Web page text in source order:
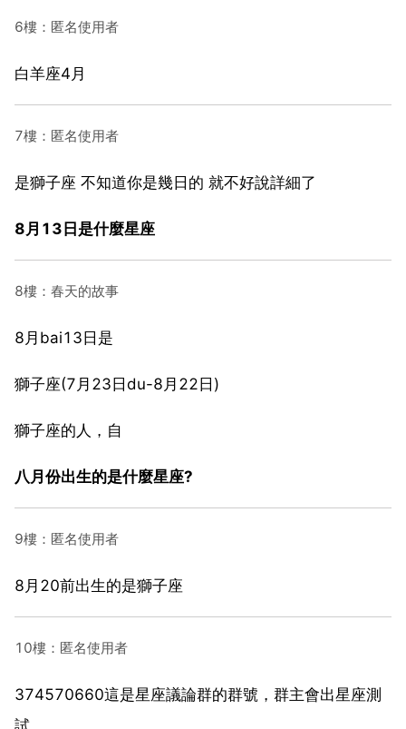
6樓：匿名使用者
白羊座4月
7樓：匿名使用者
是獅子座 不知道你是幾日的 就不好說詳細了
8月13日是什麼星座
8樓：春天的故事
8月bai13日是
獅子座(7月23日du-8月22日)
獅子座的人，自
八月份出生的是什麼星座?
9樓：匿名使用者
8月20前出生的是獅子座
10樓：匿名使用者
374570660這是星座議論群的群號，群主會出星座測
試